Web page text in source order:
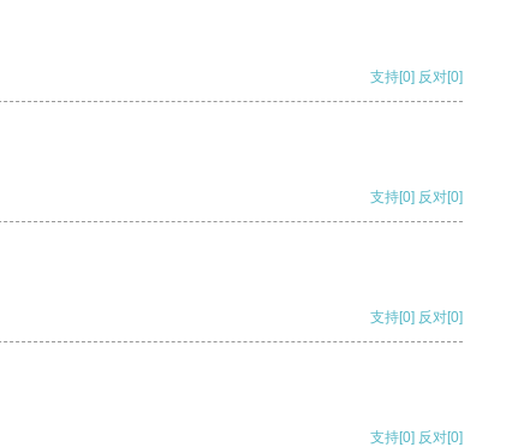
支持[0] 反对[0]
支持[0] 反对[0]
支持[0] 反对[0]
支持[0] 反对[0]